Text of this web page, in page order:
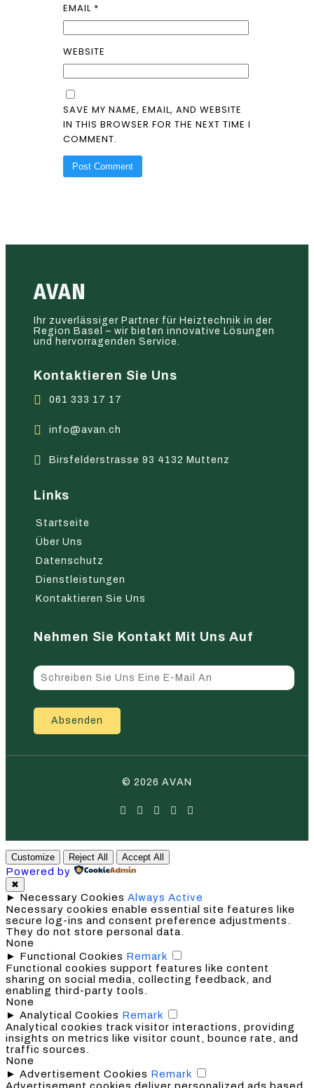
EMAIL *
WEBSITE
SAVE MY NAME, EMAIL, AND WEBSITE
IN THIS BROWSER FOR THE NEXT TIME I
COMMENT.
AVAN
Ihr zuverlässiger Partner für Heiztechnik in der
Region Basel – wir bieten innovative Lösungen
und hervorragenden Service.
Kontaktieren Sie Uns
061 333 17 17
info@avan.ch
Birsfelderstrasse 93 4132 Muttenz
Links
Startseite
Über Uns
Datenschutz
Dienstleistungen
Kontaktieren Sie Uns
Nehmen Sie Kontakt Mit Uns Auf
Absenden
© 2026 AVAN
Customize Reject All Accept All
Powered by
✖
► Necessary Cookies Always Active
Necessary cookies enable essential site features like
secure log-ins and consent preference adjustments.
They do not store personal data.
None
► Functional Cookies Remark
Functional cookies support features like content
sharing on social media, collecting feedback, and
enabling third-party tools.
None
► Analytical Cookies Remark
Analytical cookies track visitor interactions, providing
insights on metrics like visitor count, bounce rate, and
traffic sources.
None
► Advertisement Cookies Remark
Advertisement cookies deliver personalized ads based